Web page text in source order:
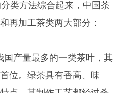
类方法综合起来，中国茶
再加工茶类两大部分：
产量最多的一类茶叶，其
位。绿茶具有香高、味